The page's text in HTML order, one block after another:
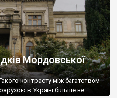
Мордовської
контрасту між багатством
в Україні більше не